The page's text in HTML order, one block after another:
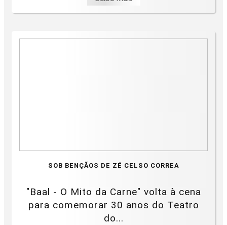
SOB BENÇÃOS DE ZÉ CELSO CORREA
"Baal - O Mito da Carne" volta à cena
para comemorar 30 anos do Teatro
do...